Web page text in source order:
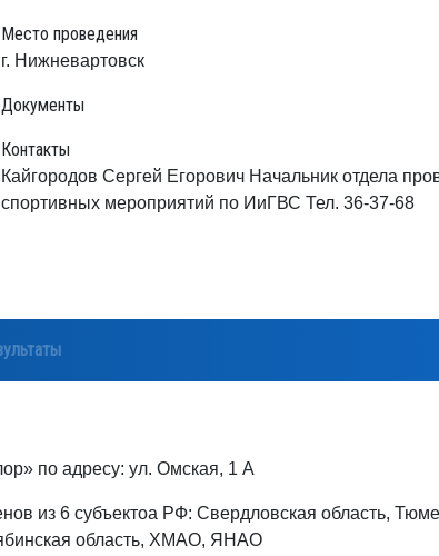
Место проведения
г. Нижневартовск
Документы
Контакты
Кайгородов Сергей Егорович Начальник отдела
спортивных мероприятий по ИиГВС Тел. 36-37-68
по адресу: ул. Омская, 1 А
из 6 субъектоа РФ: Свердловская область,
область, ХМАО, ЯНАО